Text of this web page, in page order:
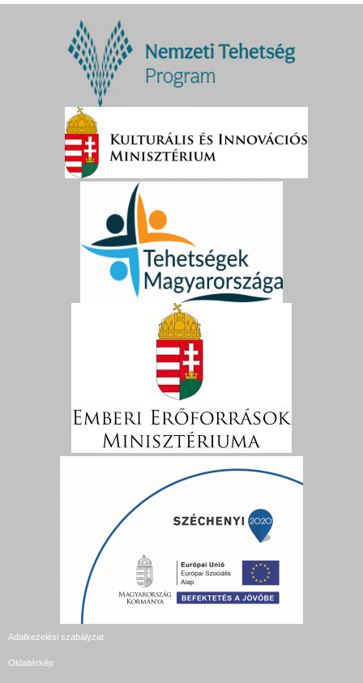
Adatkezelési szabályzat
Oldaltérkép